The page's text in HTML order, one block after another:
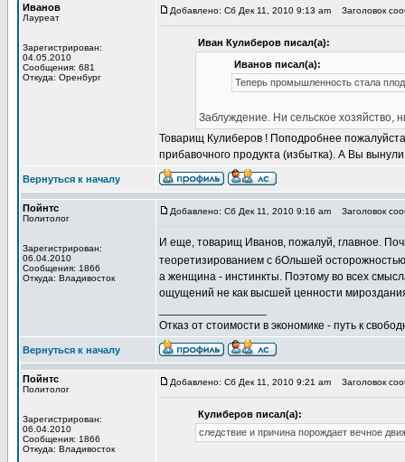
Иванов
Лауреат
Зарегистрирован:
04.05.2010
Сообщения: 681
Откуда: Оренбург
Добавлено: Сб Дек 11, 2010 9:13 am Заголовок
Иван Кулиберов писал(а):
Иванов писал(а):
Теперь промышленность стала
Заблуждение. Ни сельское
Товарищ Кулиберов ! Поподробнее
прибавочного продукта (избытка). А Вы
Вернуться к началу
Пойнтс
Политолог
Зарегистрирован:
06.04.2010
Сообщения: 1866
Откуда: Владивосток
Добавлено: Сб Дек 11, 2010 9:16 am Заголовок
И еще, товарищ Иванов, пожалуй, главное.
теоретизированием с бОльшей осторожностью
а женщина - инстинкты. Поэтому во всех
ощущений не как высшей ценности
Отказ от стоимости в экономике - путь к
Вернуться к началу
Пойнтс
Политолог
Зарегистрирован:
06.04.2010
Сообщения: 1866
Откуда: Владивосток
Добавлено: Сб Дек 11, 2010 9:21 am Заголовок
Кулиберов писал(а):
следствие и причина порождает вечное